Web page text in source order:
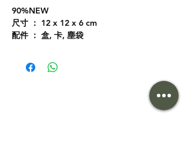
90%NEW
尺寸 ： 12 x 12 x 6 cm
配件 ： 盒, 卡, 塵袋